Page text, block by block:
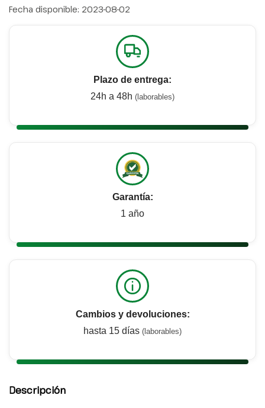
Fecha disponible: 2023-08-02
Plazo de entrega:
24h a 48h (laborables)
Garantía:
1 año
Cambios y devoluciones:
hasta 15 días (laborables)
Descripción